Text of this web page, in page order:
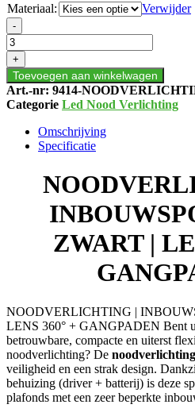
Materiaal:
Verwijder
NOODVERLICHTING
|
INBOUWSPOT
|
WIT
I
ZWART
LENS
360°
GANGPADEN
-
+
Toevoegen aan winkelwagen
Art.-nr: 9414-
Categorie Led Nood Verlichting
Omschrijving
Specificatie
ZWART |
NOODVERLICHTING |
LENS 360° + GANGPADEN Bent u
betrouwbare, compacte en uiterst
noodverlichting? De
veiligheid en een strak design.
behuizing (driver + batterij) is deze
plafonds met een zeer beperkte